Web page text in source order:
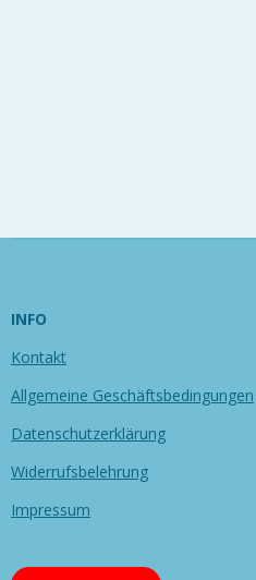
INFO
Kontakt
Allgemeine Geschäftsbedingungen
Datenschutzerklärung
Widerrufsbelehrung
Impressum